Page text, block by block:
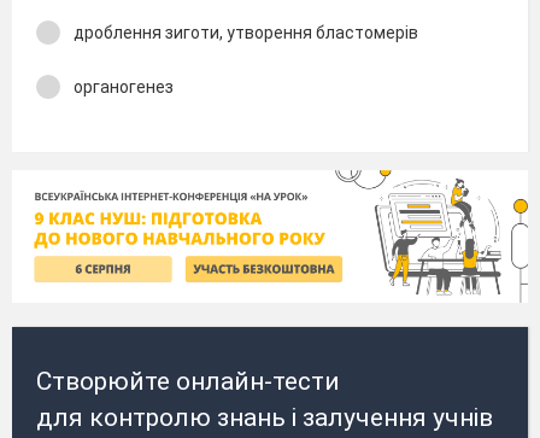
дроблення зиготи, утворення бластомерів
органогенез
Створюйте онлайн-тести
для контролю знань і залучення учнів